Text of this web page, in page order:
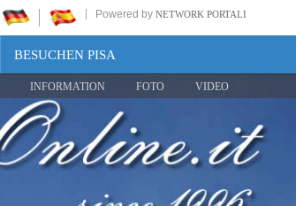
Powered by NETWORK PORTALI
BESUCHEN PISA
INFORMATION FOTO VIDEO